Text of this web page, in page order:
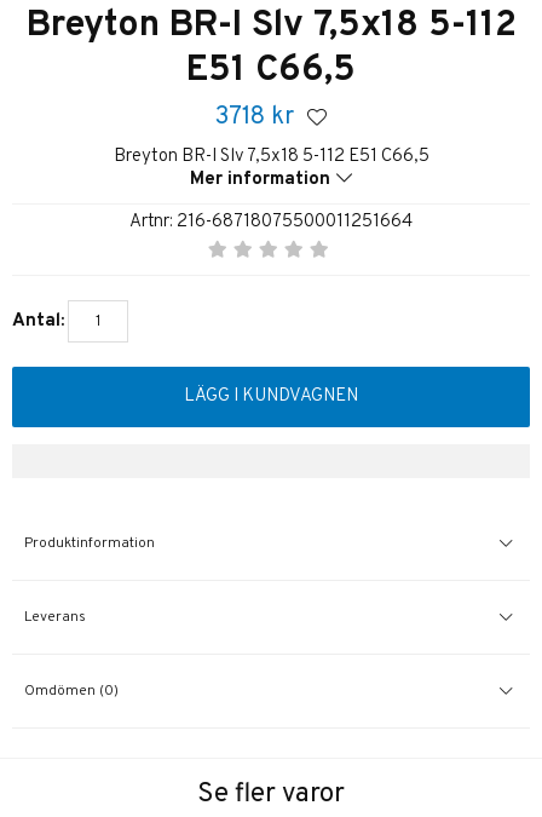
Breyton BR-I Slv 7,5x18 5-112
E51 C66,5
3718 kr
Breyton BR-I Slv 7,5x18 5-112 E51 C66,5
Mer information
Artnr: 216-68718075500011251664
Antal:
LÄGG I KUNDVAGNEN
Produktinformation
Leverans
Omdömen (0)
Se fler varor